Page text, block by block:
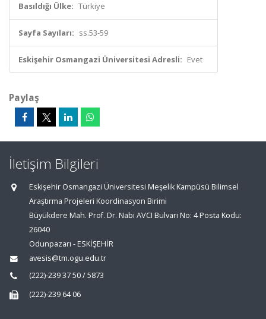
Basıldığı Ülke: Türkiye
Sayfa Sayıları: ss.53-59
Eskişehir Osmangazi Üniversitesi Adresli: Evet
Paylaş
İletişim Bilgileri
Eskişehir Osmangazi Üniversitesi Meşelik Kampüsü Bilimsel
Araştırma Projeleri Koordinasyon Birimi
Büyükdere Mah. Prof. Dr. Nabi AVCI Bulvarı No: 4 Posta Kodu:
26040
Odunpazarı - ESKİŞEHİR
avesis@tm.ogu.edu.tr
(222)-239 37 50 / 5873
(222)-239 64 06